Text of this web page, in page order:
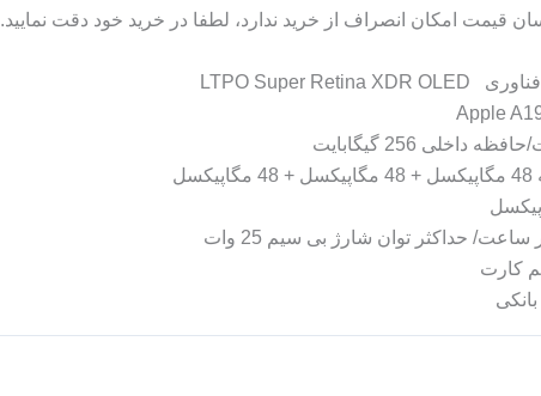
قیمت امکان انصراف از خرید ندارد، لطفا در خرید خود دقت نمایید.
کارت